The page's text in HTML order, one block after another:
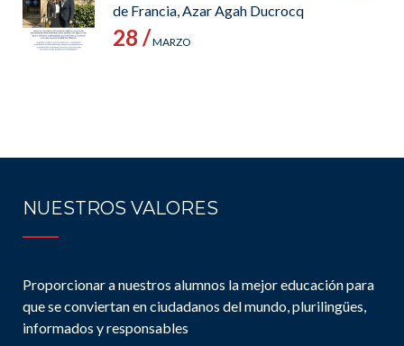
de Francia, Azar Agah Ducrocq
28 /MARZO
NUESTROS VALORES
Proporcionar a nuestros alumnos la mejor educación para
que se conviertan en ciudadanos del mundo, plurilingües,
informados y responsables